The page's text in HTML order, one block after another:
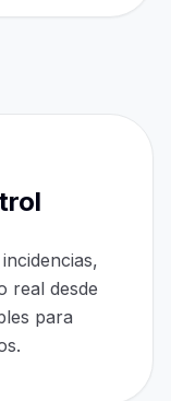
real desde
para